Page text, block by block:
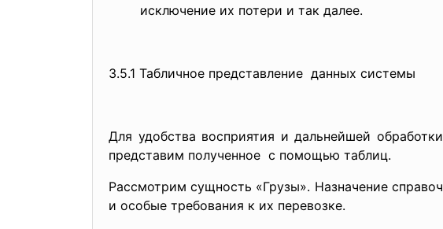
исключение их потери и так далее.
3.5.1 Табличное представление данных системы
Для удобства восприятия и дальнейшей
представим полученное с помощью таблиц.
Рассмотрим сущность «Грузы». Назначение
и особые требования к их перевозке.